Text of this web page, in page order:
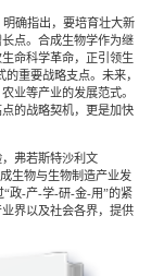
炼
人工智能
技与装饰装潢
确指出，要培育壮大新
点。合成生物学作为继
命科学革命，正引领生
重要战略支点。未来，
业等产业的发展范式。
的战略契机，更是加快
弗若斯特沙利文
生物与生物制造产业发
“政-产-学-研-金-用”的紧
界以及社会各界，提供